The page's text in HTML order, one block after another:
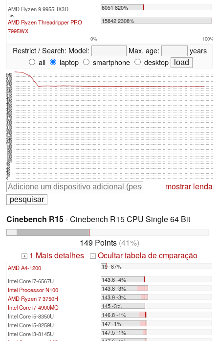
AMD Ryzen 9 9955HX3D 6051 820%
max:
AMD Ryzen Threadripper PRO
7995WX
15842 2308%
0% 100%
Restrict / Search: Model: Max. age:
years
all
laptop smartphone desktop
0
15
30
45
60
75
90
105
120
135
150
165
180
195
210
225
240
255
270
285
300
315
330
345
360
375
390
405
420
435
450
465
480
495
510
525
540
555
570
585
600
615
630
645
mostrar lenda
Cinebench R15- Cinebench R15 CPU Single 64 Bit
149 Points (41%)
+ 1 Mais detalhes - Ocultar tabela de cmparação
AMD A4-1200 19 -87%
...
Intel Core i7-6567U
143.6 -4%
Intel Processor N100
143.8 -3%
AMD Ryzen 7 3750H
143.9 -3%
Intel Core i7-4900MQ
145 -3%
Intel Core i5-8350U
146.8 -1%
Intel Core i5-8259U
147 -1%
Intel Core i3-8145U
147.5 -1%